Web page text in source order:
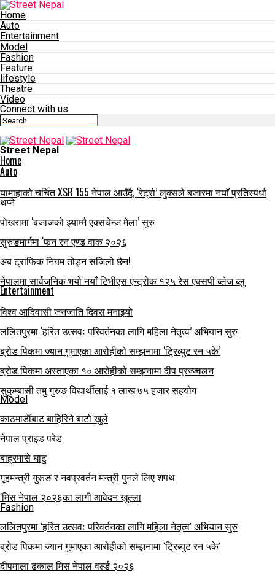
Home
Auto
Entertainment
Model
Fashion
Feature
lifestyle
Theatre
Video
Connect with us
Street Nepal
Home
Auto
यामाहाको चर्चित XSR 155 नेपाल आउँदै, ‘रेट्रो’ लुक्सले बजारमा नयाँ प्रतिस्पर्धा
थप्ने
पोखरामा ‘बजाजको झ्याम्मै एक्सचेन्ज मेला’ सुरु
सुरुङमार्गमा ‘फन रन एण्ड वाक २०२६
अब ट्राफिक नियम तोड्न सजिलो छैन!
नेपालमा सार्वजनिक भयो नयाँ टिभीएस एन्ट्रोक १२५ रेस एक्सपी ब्लेज ब्लु
Entertainment
विश्व आदिवासी जनजाति दिवस मनाइयो
ललितपुरमा ‘हरित उत्सवः परिवर्तनका लागि महिला नेतृत्व’ अभियान सुरु
ब्रोड पिकमा ज्यान गुमाएका आरोहीको सम्झनामा ‘ट्रिब्युट रन ५के’
ब्रोड पिकमा अस्ताएका १० आरोहीको सम्झनामा दीप प्रज्ज्वलन
सुकुम्बासी तमु गुरुङ विद्यार्थीलाई १ लाख ७५ हजार सहयोग
Model
काठमाडौंबाट बाहिरिने बाटो खुले
नेपाल प्राइड परेड
बाह्रमासे घाटु
गृहमन्त्री गुरूङ र नवप्रवर्तन मन्त्री पुनले लिए शपथ
‘मिस नेपाल २०२६का लागी आवेदन खुल्ला
Fashion
ललितपुरमा ‘हरित उत्सवः परिवर्तनका लागि महिला नेतृत्व’ अभियान सुरु
ब्रोड पिकमा ज्यान गुमाएका आरोहीको सम्झनामा ‘ट्रिब्युट रन ५के’
दीपमाला ढकाल मिस नेपाल वर्ल्ड २०२६